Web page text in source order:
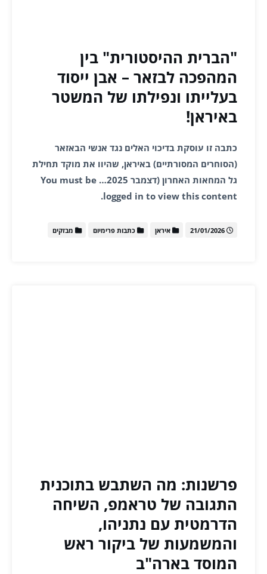
"הברית ההיסטורית" בין
המהפכה לבזאר – אבן ייסוד
בעלייתו ונפילתו של המשטר
באיראן!
כתבה זו עוסקת בדיכוי האלים נגד אנשי הבאזאר
(הסוחרים המסורתיים) באיראן, שהיוו את מוקד תחילת
גל המחאות האחרון (דצמבר 2025… You must be
logged in to view this content.
21/01/2026 איראן כתבות פרימיום מבזקים
פרשנות: מה השתבש בתוכנית
התגובה של טראמפ, השיחה
הדרמטית עם נתניהו,
והמשמעות של ביקור ראש
המוסד בארה"ב